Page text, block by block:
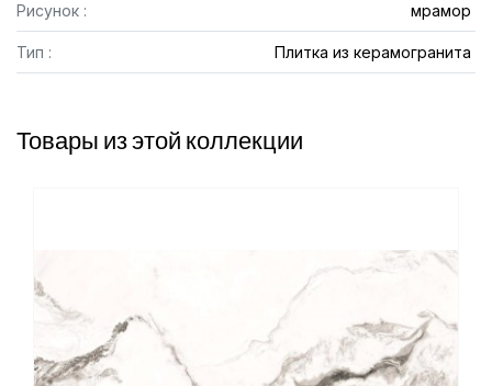
Рисунок : мрамор
Тип : Плитка из керамогранита
Товары из этой коллекции